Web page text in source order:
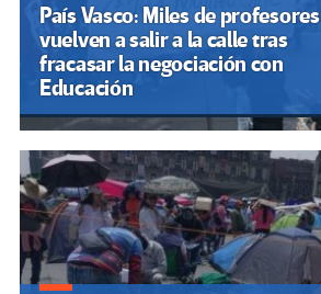
País Vasco: Miles de profesores
vuelven a salir a la calle tras
fracasar la negociación con
Educación